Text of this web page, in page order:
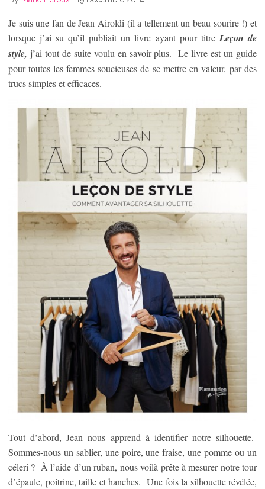
Je suis une fan de Jean Airoldi (il a tellement un beau sourire !) et
lorsque j’ai su qu’il publiait un livre ayant pour titre Leçon de
style, j’ai tout de suite voulu en savoir plus. Le livre est un guide
pour toutes les femmes soucieuses de se mettre en valeur, par des
trucs simples et efficaces.
Tout d’abord, Jean nous apprend à identifier notre silhouette.
Sommes-nous un sablier, une poire, une fraise, une pomme ou un
céleri ? À l’aide d’un ruban, nous voilà prête à mesurer notre tour
d’épaule, poitrine, taille et hanches. Une fois la silhouette révélée,